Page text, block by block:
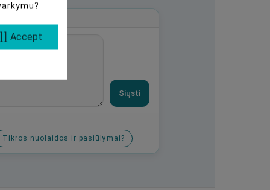
Siųsti
Tikros nuolaidos ir pasiūlymai?
Accept